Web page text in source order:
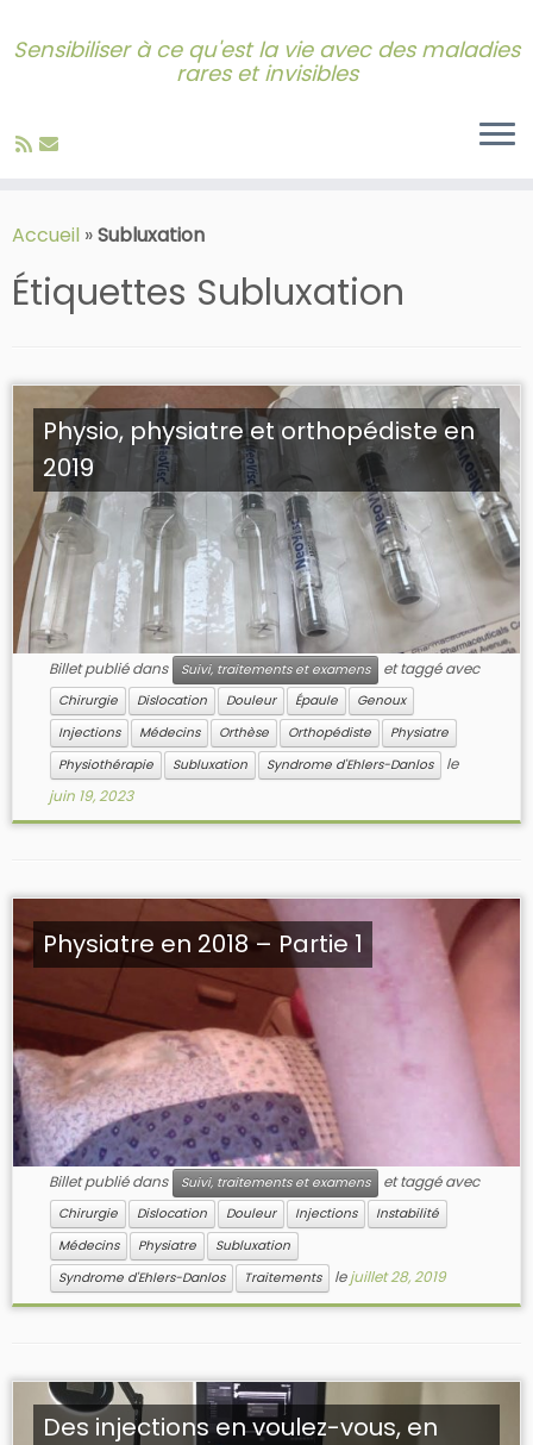
to
Sensibiliser à ce qu'est la vie avec des maladies
rares et invisibles
Accueil »Subluxation
Étiquettes Subluxation
Physio, physiatre et orthopédiste en
2019
Billet publié dans Suivi, traitements et examens et taggé avec
Chirurgie Dislocation Douleur Épaule
Genoux
Injections
Médecins Orthèse Orthopédiste
Physiatre
Physiothérapie
Subluxation Syndrome d'Ehlers-Danlos
le
juin 19, 2023
Physiatre en 2018 – Partie 1
Billet publié dans Suivi, traitements et examens et taggé avec
Chirurgie Dislocation Douleur Injections
Instabilité
Médecins
Physiatre
Subluxation
Syndrome d'Ehlers-Danlos
Traitements lejuillet 28, 2019
Des injections en voulez-vous, en